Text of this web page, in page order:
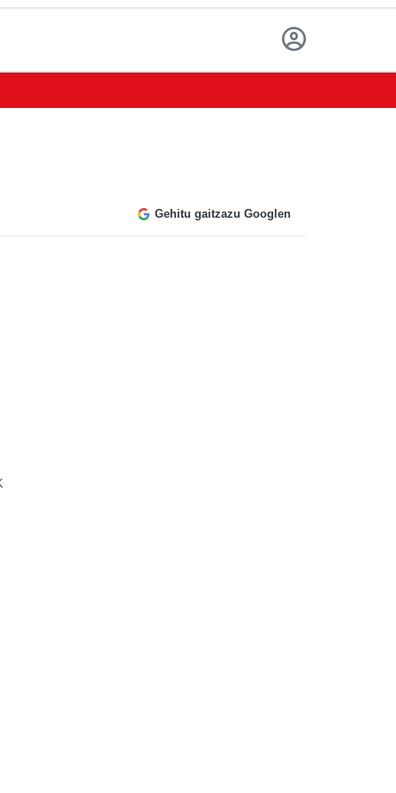
Gehitu gaitzazu Googlen